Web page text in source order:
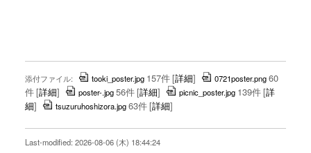
添付ファイル: tooki_poster.jpg 157件[詳細] 0721poster.png60
件[詳細] poster-.jpg56件[詳細] picnic_poster.jpg 139件[詳
細] tsuzuruhoshizora.jpg63件[詳細]
Last-modified: 2026-08-06 (木) 18:44:24